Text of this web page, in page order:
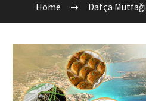
Home Datça Mutfağı